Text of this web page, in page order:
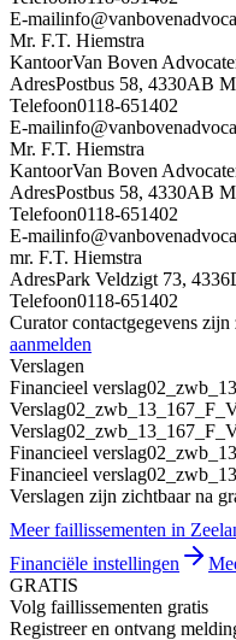
E-mail
Mr. F.T. Hiemstra
KantoorVan Boven
AdresPostbus 58, 4330AB
Telefoon0118-651402
E-mail
Mr. F.T. Hiemstra
KantoorVan Boven
AdresPostbus 58, 4330AB
Telefoon0118-651402
E-mail
mr. F.T. Hiemstra
AdresPark Veldzigt 73,
Telefoon0118-651402
Curator contactgegevens
aanmelden
Verslagen
Financieel verslag
Verslag
Verslag
Financieel verslag
Financieel verslag
Verslagen zijn zichtbaar na
Meer faillissementen in
Financiële instellingen
GRATIS
Volg faillissementen gratis
Registreer en ontvang